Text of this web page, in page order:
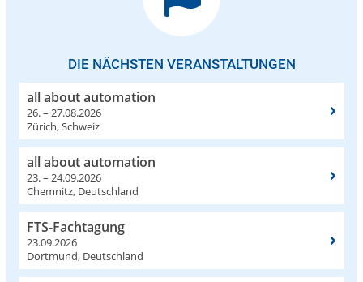
DIE NÄCHSTEN VERANSTALTUNGEN
all about automation
26. – 27.08.2026
Zürich, Schweiz
all about automation
23. – 24.09.2026
Chemnitz, Deutschland
FTS-Fachtagung
23.09.2026
Dortmund, Deutschland